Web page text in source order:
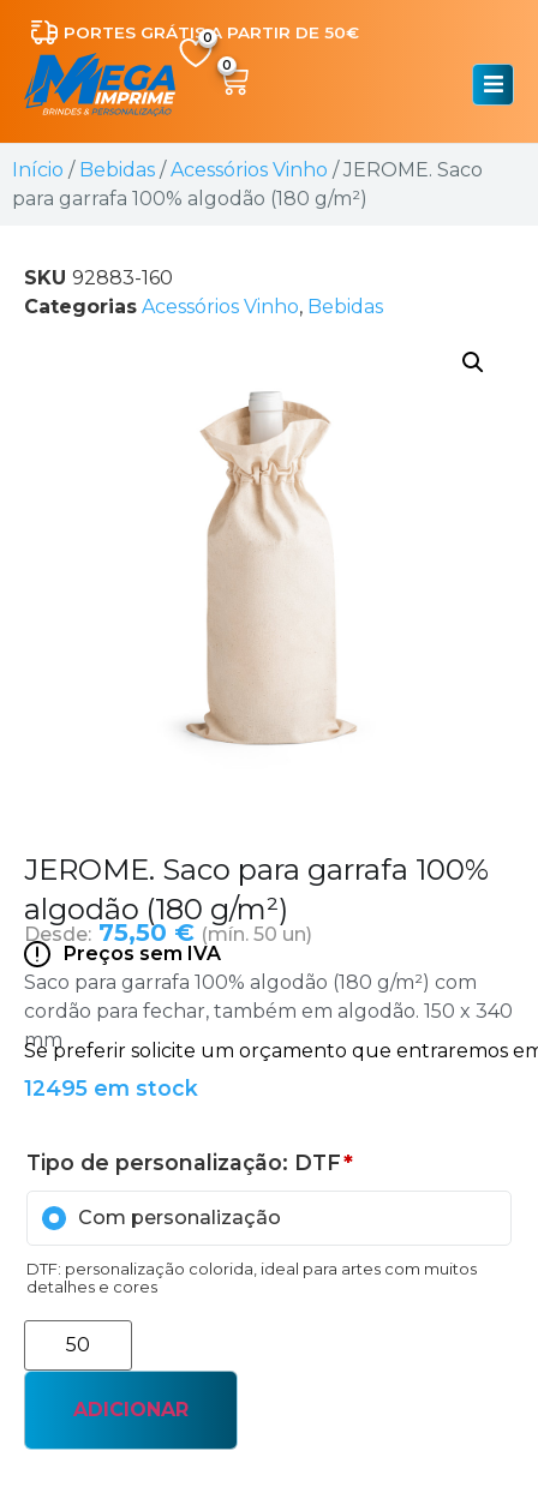
PORTES GRÁTIS A PARTIR DE 50€
0
Início / Bebidas /Acessórios Vinho / JEROME. Saco
para garrafa 100% algodão (180 g/m²)
SKU 92883-160
Categorias Acessórios Vinho, Bebidas
JEROME. Saco para garrafa 100%
algodão (180 g/m²)
Desde: 75,50 € (mín. 50 un)
Preços sem IVA
Saco para garrafa 100% algodão (180 g/m²) com
cordão para fechar, também em algodão. 150 x 340
mm
12495 em stock
Tipo de personalização: DTF*
Com personalização
DTF: personalização colorida, ideal para artes com muitos
detalhes e cores
ADICIONAR